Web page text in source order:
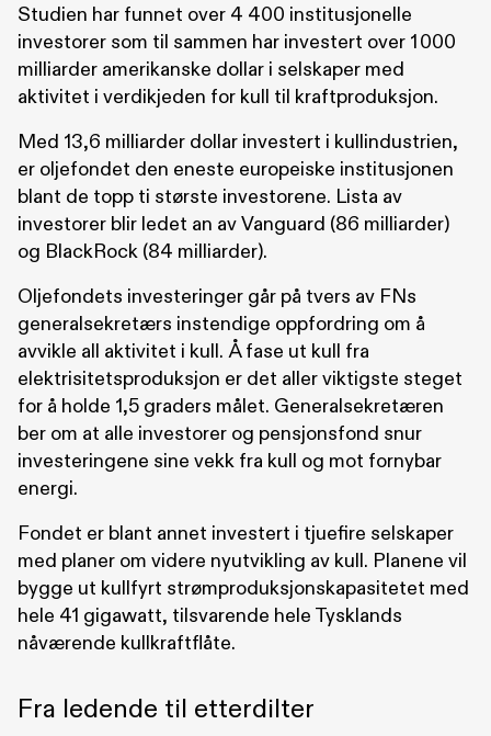
Studien har funnet over 4 400 institusjonelle
investorer som til sammen har investert over 1 000
milliarder amerikanske dollar i selskaper med
aktivitet i verdikjeden for kull til kraftproduksjon.
Med 13,6 milliarder dollar investert i kullindustrien,
er oljefondet den eneste europeiske institusjonen
blant de topp ti største investorene. Lista av
investorer blir ledet an av Vanguard (86 milliarder)
og BlackRock (84 milliarder).
Oljefondets investeringer går på tvers av FNs
generalsekretærs instendige oppfordring om å
avvikle all aktivitet i kull. Å fase ut kull fra
elektrisitetsproduksjon er det aller viktigste steget
for å holde 1,5 graders målet. Generalsekretæren
ber om at alle investorer og pensjonsfond snur
investeringene sine vekk fra kull og mot fornybar
energi.
Fondet er blant annet investert i tjuefire selskaper
med planer om videre nyutvikling av kull. Planene vil
bygge ut kullfyrt strømproduksjonskapasitetet med
hele 41 gigawatt, tilsvarende hele Tysklands
nåværende kullkraftflåte.
Fra ledende til etterdilter